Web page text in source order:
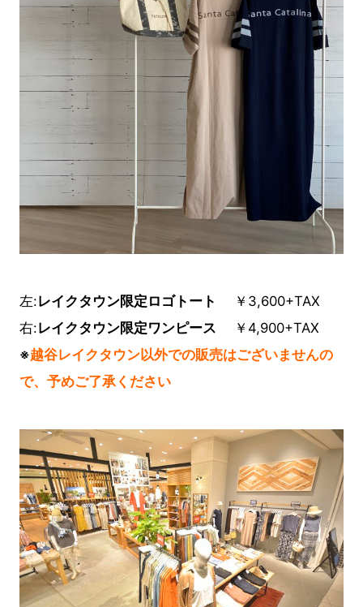
左:レイクタウン限定ロゴトート
￥3,600+TAX
右:レイクタウン限定ワンピース ￥4,900+TAX
※越谷レイクタウン以外での販売はございませんの
で、予めご了承ください